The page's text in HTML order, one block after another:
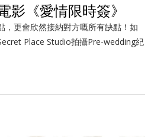
影《愛情限時簽》
，更會欣然接納對方嘅所有缺點！如
Place Studio拍攝Pre-wedding紀